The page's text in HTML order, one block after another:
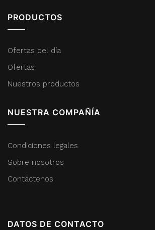
PRODUCTOS
Ofertas del día
Ofertas
Nuestros productos
NUESTRA COMPAÑÍA
Condiciones legales
Sobre nosotros
Contáctenos
DATOS DE CONTACTO